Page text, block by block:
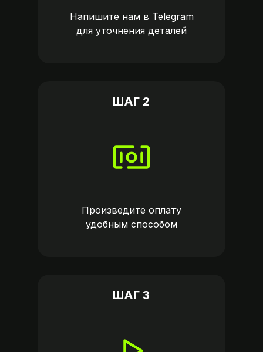
Произведите оплату
удобным способом
Напишите нам в Telegram
для уточнения деталей
ШАГ 2
ШАГ 3